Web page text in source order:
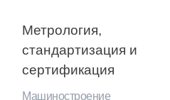
Метрология,
стандартизация и
сертификация
Машиностроение